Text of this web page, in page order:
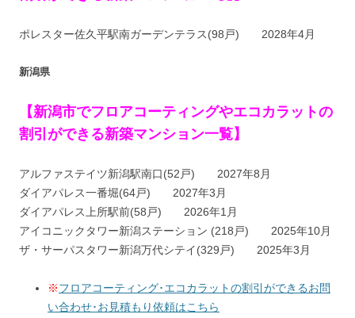
ポレスター佐久平駅南ガーデンテラス(98戸) 2028年4月
新潟県
【新潟市でフロアコーティングやエコカラットの
割引ができる新築マンション一覧】
アルファステイツ新潟駅南口(52戸) 2027年8月
ダイアパレス一番堀(64戸) 2027年3月
ダイアパレス上所駅前(58戸) 2026年1月
アイコニックタワー新潟ステーション (218戸) 2025年10月
ザ・サーパスタワー新潟万代シテイ(329戸) 2025年3月
※フロアコーティング･エコカラットの割引ができるお問
い合わせ･お見積もり依頼はこちら